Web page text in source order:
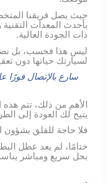
حيث يصل فريقنا
بأحدث المعدات
ذات الجودة العالية.
ليس هذا فحسب، بل
لسيارتك حياتها دون
سارع بالإتصال فورًا
الأهم من ذلك، تتم هذه
يتيح لك العودة إلى
فلا حاجة للقلق بشؤون
ختامًا، لم يعد عطل
بحل سريع ومباشر